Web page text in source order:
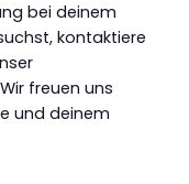
bei deinem
kontaktiere
freuen uns
und deinem